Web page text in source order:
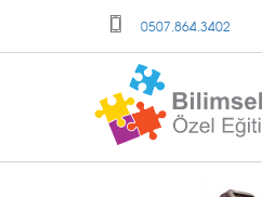
0507.864.3402